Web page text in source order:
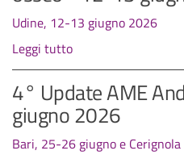
Udine, 12-13 giugno 2026
Leggi tutto
4° Update AME
giugno 2026
Bari, 25-26 giugno e